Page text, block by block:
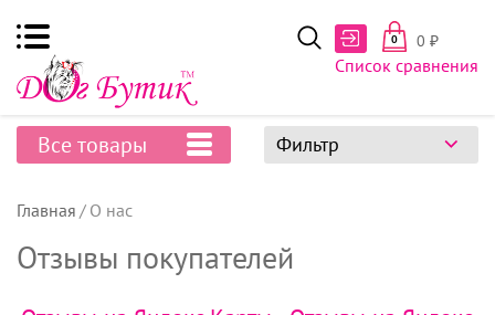
0 0 ₽
Список сравнения
Все товары Фильтр
Главная О нас
Отзывы покупателей